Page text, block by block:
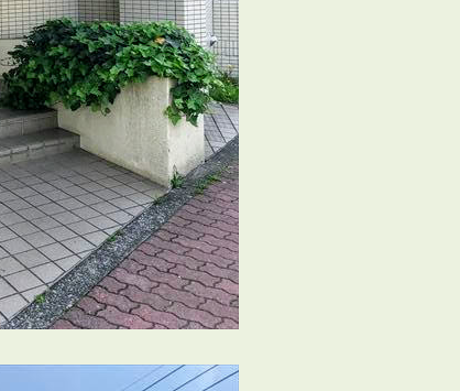
BROKER 仲介業者様へ
会員登録
賃貸仲介会社様向け物件検索ログイン
仲介業者向け・申込方法
申し込みから契約の流れ
お問い合わせ